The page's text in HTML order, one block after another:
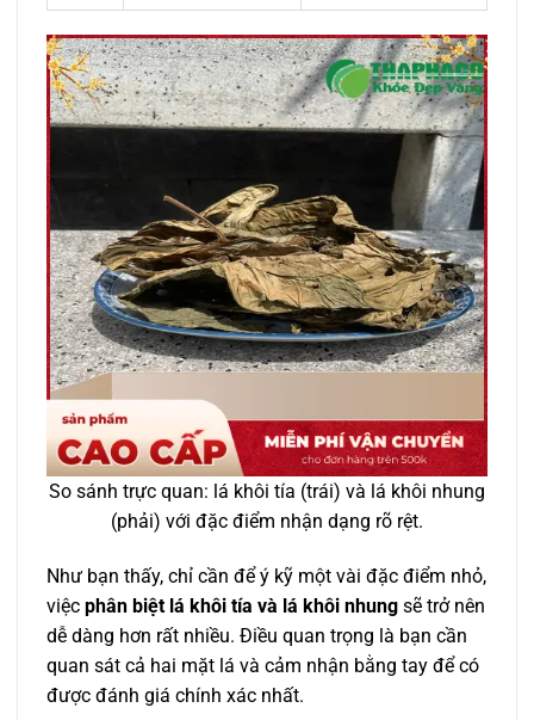
So sánh trực quan: lá khôi tía (trái) và lá khôi nhung
(phải) với đặc điểm nhận dạng rõ rệt.
Như bạn thấy, chỉ cần để ý kỹ một vài đặc điểm nhỏ,
việc phân biệt lá khôi tía và lá khôi nhung sẽ trở nên
dễ dàng hơn rất nhiều. Điều quan trọng là bạn cần
quan sát cả hai mặt lá và cảm nhận bằng tay để có
được đánh giá chính xác nhất.